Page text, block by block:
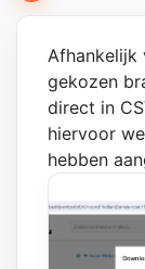
Afhankelijk
gekozen
direct in
hiervoor
hebben